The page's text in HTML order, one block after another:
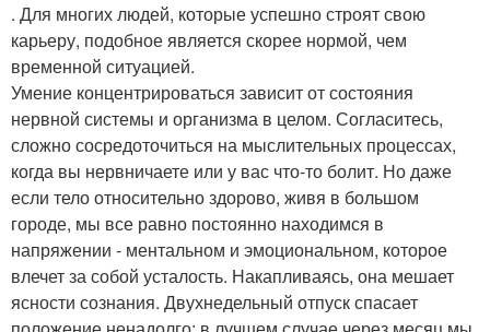
. Для многих людей, которые успешно строят свою
карьеру, подобное является скорее нормой, чем
временной ситуацией.
Умение концентрироваться зависит от состояния
нервной системы и организма в целом. Согласитесь,
сложно сосредоточиться на мыслительных процессах,
когда вы нервничаете или у вас что-то болит. Но даже
если тело относительно здорово, живя в большом
городе, мы все равно постоянно находимся в
напряжении - ментальном и эмоциональном, которое
влечет за собой усталость. Накапливаясь, она мешает
ясности сознания. Двухнедельный отпуск спасает